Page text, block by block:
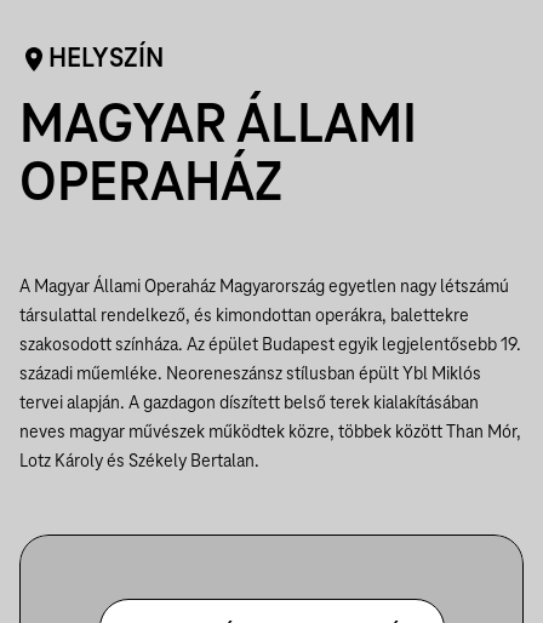
HELYSZÍN
MAGYAR ÁLLAMI
OPERAHÁZ
A Magyar Állami Operaház Magyarország egyetlen nagy létszámú
társulattal rendelkező, és kimondottan operákra, balettekre
szakosodott színháza. Az épület Budapest egyik legjelentősebb 19.
századi műemléke. Neoreneszánsz stílusban épült Ybl Miklós
tervei alapján. A gazdagon díszített belső terek kialakításában
neves magyar művészek működtek közre, többek között Than Mór,
Lotz Károly és Székely Bertalan.